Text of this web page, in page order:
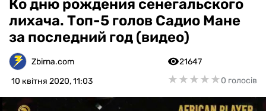
ІНТЕРВ'Ю
РІЗНЕ
Ко дню рождения сенегальского
лихача. Топ-5 голов Садио Мане
за последний год (видео)
Zbirna.com
10 квітня 2020, 11:03
21647
★★★★★
★★★★★0 голосів